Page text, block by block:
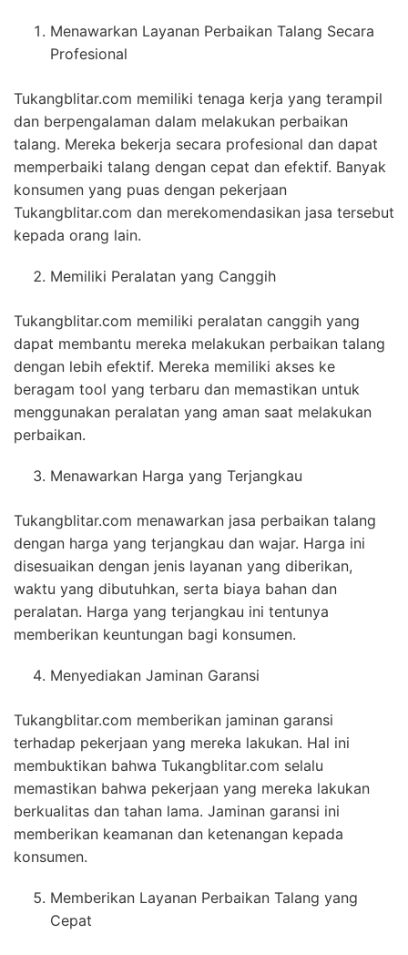
Menawarkan Layanan Perbaikan Talang Secara
Profesional
Tukangblitar.com memiliki tenaga kerja yang terampil
dan berpengalaman dalam melakukan perbaikan
talang. Mereka bekerja secara profesional dan dapat
memperbaiki talang dengan cepat dan efektif. Banyak
konsumen yang puas dengan pekerjaan
Tukangblitar.com dan merekomendasikan jasa tersebut
kepada orang lain.
Memiliki Peralatan yang Canggih
Tukangblitar.com memiliki peralatan canggih yang
dapat membantu mereka melakukan perbaikan talang
dengan lebih efektif. Mereka memiliki akses ke
beragam tool yang terbaru dan memastikan untuk
menggunakan peralatan yang aman saat melakukan
perbaikan.
Menawarkan Harga yang Terjangkau
Tukangblitar.com menawarkan jasa perbaikan talang
dengan harga yang terjangkau dan wajar. Harga ini
disesuaikan dengan jenis layanan yang diberikan,
waktu yang dibutuhkan, serta biaya bahan dan
peralatan. Harga yang terjangkau ini tentunya
memberikan keuntungan bagi konsumen.
Menyediakan Jaminan Garansi
Tukangblitar.com memberikan jaminan garansi
terhadap pekerjaan yang mereka lakukan. Hal ini
membuktikan bahwa Tukangblitar.com selalu
memastikan bahwa pekerjaan yang mereka lakukan
berkualitas dan tahan lama. Jaminan garansi ini
memberikan keamanan dan ketenangan kepada
konsumen.
Memberikan Layanan Perbaikan Talang yang
Cepat